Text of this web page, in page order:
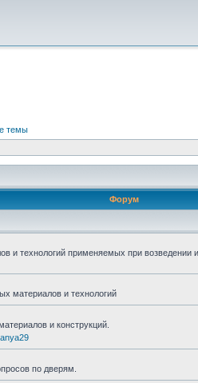
темы
Форум
и технологий применяемых при возведении
материалов и технологий
и конструкций.
по дверям.